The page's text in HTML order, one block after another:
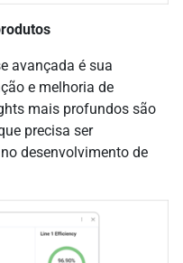
avançada é sua
e melhoria de
mais profundos são
precisa ser
desenvolvimento de